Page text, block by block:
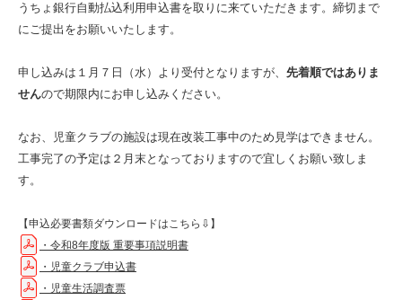
うちょ銀行自動払込利用申込書を取りに来ていただきます。 締切まで
にご提出をお願いいたします。
申し込みは１月７日（水）より受付となりますが、 先着順ではありま
せんので期限内にお申し込みください。
なお、児童クラブの施設は現在改装工事中のため見学はできません。
工事完了の予定は２月末となっておりますので宜しくお願い致しま
す。
【申込必要書類ダウンロードはこちら⇩】
・令和8年度版 重要事項説明書
・児童クラブ申込書
・児童生活調査票